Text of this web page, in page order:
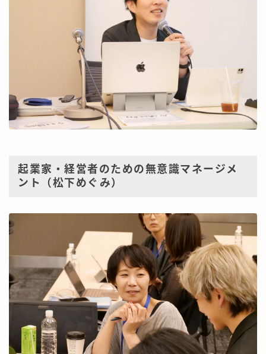
起業家・経営者のための無意識マネージメ
ント（松下めぐみ）